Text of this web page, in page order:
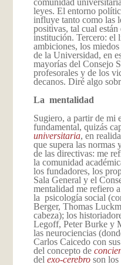
comunidad
leyes. El entorno
influye tanto como las
positivas, tal cual
institución. Tercero: el
ambiciones, los
de la Universidad, en
mayorías del Consejo
profesorales y de los
decanos. Diré algo
La mentalidad
Sugiero, a partir de mi
fundamental, quizás
universitaria, en
que supera las normas
de las directivas: me
la comunidad
losfundadores, los
Sala General y el
mentalidad me refiero
la psicología social
Berger, Thomas
cabeza); los
Legoff, Peter Burke y
las neurociencias
Carlos Caicedo con
del concepto de
del exo-cerebro son los